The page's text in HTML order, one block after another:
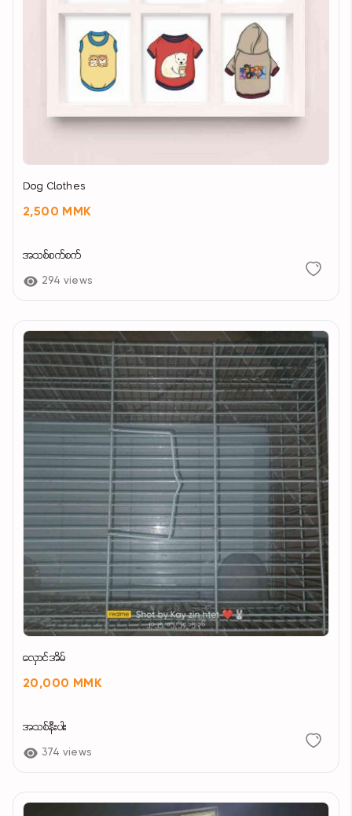
Dog Clothes
2,500 MMK
အသစ်စက်စက်
294 views
လှောင်အိမ်
20,000 MMK
အသစ်နီးပါး
374 views